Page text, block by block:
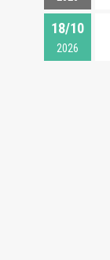
18/10
2026